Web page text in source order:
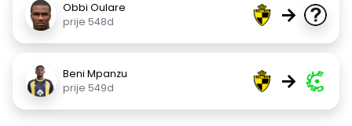
Obbi Oulare
prije 548d
→
Beni Mpanzu
prije 549d
→